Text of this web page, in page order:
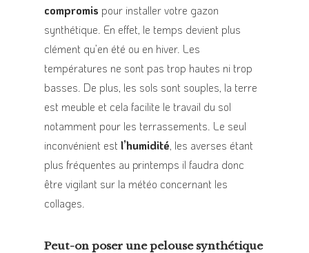
compromis pour installer votre gazon
synthétique. En effet, le temps devient plus
clément qu’en été ou en hiver. Les
températures ne sont pas trop hautes ni trop
basses. De plus, les sols sont souples, la terre
est meuble et cela facilite le travail du sol
notamment pour les terrassements. Le seul
inconvénient est l’humidité , les averses étant
plus fréquentes au printemps il faudra donc
être vigilant sur la météo concernant les
collages.
Peut-on poser une pelouse synthétique